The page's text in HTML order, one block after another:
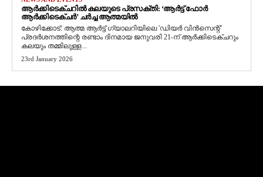
ആർക്കിടെക്ചറിൽ കലയുടെ പ്രസക്തി: ‘ആർട്ട് ഫോർ
ആർക്കിടെക്ചർ’ ചർച്ച ആത്മയിൽ
​കോഴിക്കോട്: ആത്മ ആർട്ട് ഗ്യാലറിയിലെ 'ഡിയർ വിൻസെന്റ്'
പ്രദർശനത്തിന്റെ രണ്ടാം ദിനമായ ജനുവരി 21-ന് ആർക്കിടെക്ചറും
കലയും തമ്മിലുള്ള...
23rd January 2026